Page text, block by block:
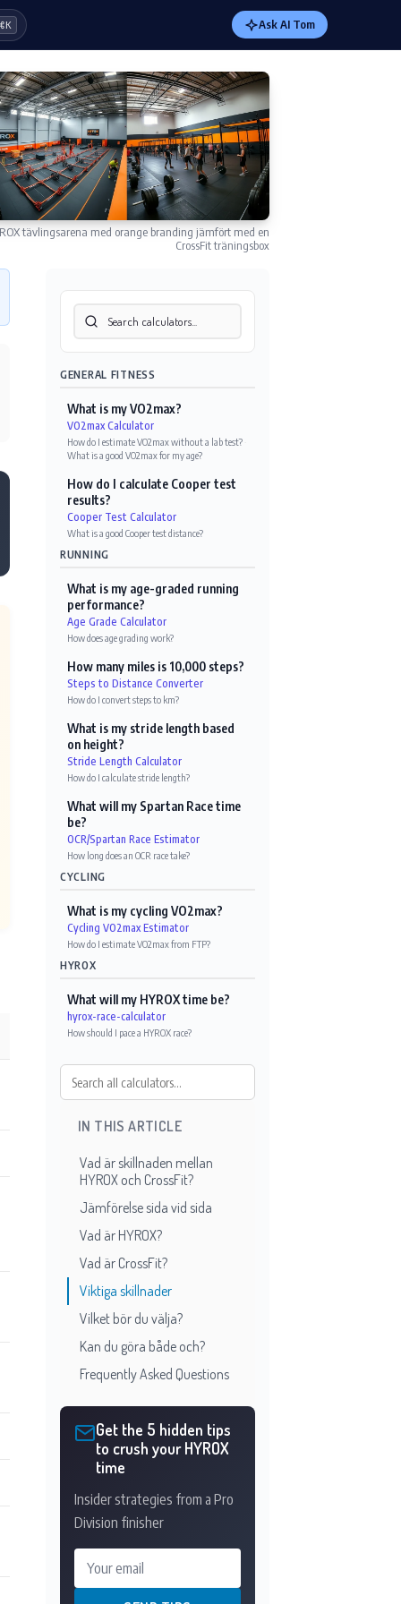
Ask AI Tom
tävlingsarena med orange branding jämfört med en
CrossFit träningsbox
GENERAL FITNESS
What is my VO2max?
VO2max Calculator
How do I estimate VO2max without a lab test?
What is a good VO2max for my age?
How do I calculate Cooper test
results?
Cooper Test Calculator
What is a good Cooper test distance?
RUNNING
What is my age-graded running
performance?
Age Grade Calculator
How does age grading work?
How many miles is 10,000 steps?
Steps to Distance Converter
How do I convert steps to km?
What is my stride length based
on height?
Stride Length Calculator
How do I calculate stride length?
What will my Spartan Race time
be?
OCR/Spartan Race Estimator
How long does an OCR race take?
CYCLING
What is my cycling VO2max?
Cycling VO2max Estimator
How do I estimate VO2max from FTP?
HYROX
What will my HYROX time be?
hyrox-race-calculator
How should I pace a HYROX race?
IN THIS ARTICLE
Vad är skillnaden mellan
HYROX och CrossFit?
Jämförelse sida vid sida
Vad är HYROX?
Vad är CrossFit?
Viktiga skillnader
Vilket bör du välja?
Kan du göra både och?
Frequently Asked Questions
Get the 5 hidden tips
to crush your HYROX
time
Insider strategies from a Pro
Division finisher
Your email